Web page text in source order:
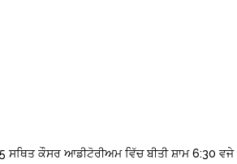
ਸਥਿਤ ਕੌਸਰ ਆਡੀਟੋਰੀਅਮ ਵਿੱਚ ਬੀਤੀ ਸ਼ਾਮ 6:30 ਵਜੇ